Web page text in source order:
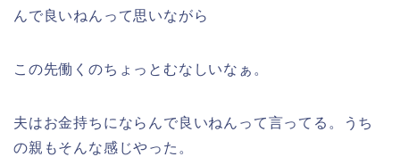
んで良いねんって思いながら
この先働くのちょっとむなしいなぁ。
夫はお金持ちにならんで良いねんって言ってる。うち
の親もそんな感じやった。